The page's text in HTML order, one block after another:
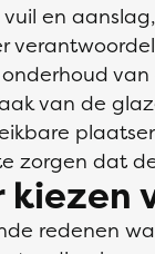
en
van de
zorgen dat
kiezen
redenen